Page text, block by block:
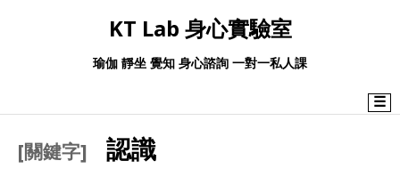
KT Lab 身心實驗室
瑜伽 靜坐 覺知 身心諮詢 一對一私人課
☰
[關鍵字] 認識